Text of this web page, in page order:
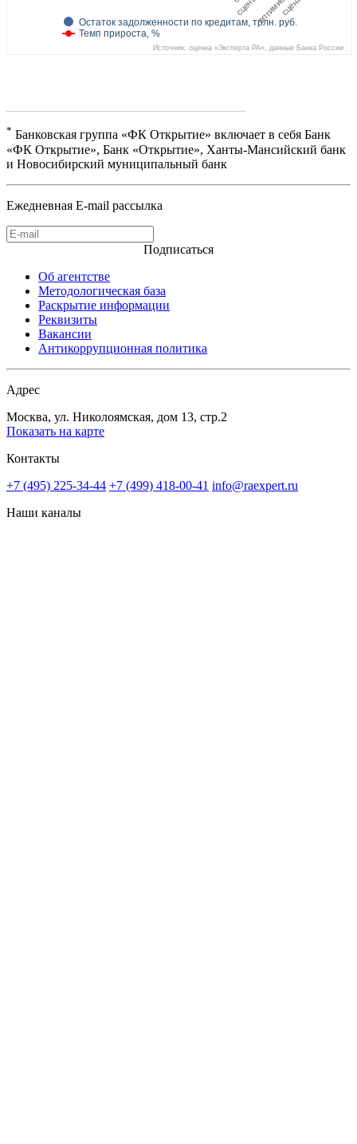
Остаток задолженности по кредитам, трлн. руб.
Темп прироста, %
Источник: оценка «Эксперта РА», данные Банка России
* Банковская группа «ФК Открытие» включает в себя Банк
«ФК Открытие», Банк «Открытие», Ханты-Мансийский банк
и Новосибирский муниципальный банк
Ежедневная E-mail рассылка
Подписаться
Об агентстве
Методологическая база
Раскрытие информации
Реквизиты
Вакансии
Антикоррупционная политика
Адрес
Москва, ул. Николоямская, дом 13, стр.2
Показать на карте
Контакты
+7 (495) 225-34-44 +7 (499) 418-00-41 info@raexpert.ru
Наши каналы